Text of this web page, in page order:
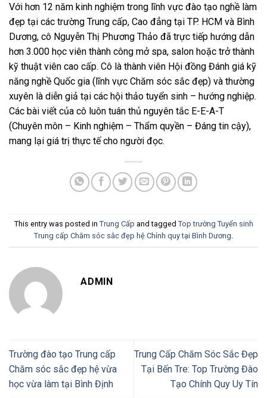
Với hơn 12 năm kinh nghiệm trong lĩnh vực đào tạo nghề làm
đẹp tại các trường Trung cấp, Cao đẳng tại TP. HCM và Bình
Dương, cô Nguyễn Thị Phương Thảo đã trực tiếp hướng dẫn
hơn 3.000 học viên thành công mở spa, salon hoặc trở thành
kỹ thuật viên cao cấp. Cô là thành viên Hội đồng Đánh giá kỹ
năng nghề Quốc gia (lĩnh vực Chăm sóc sắc đẹp) và thường
xuyên là diễn giả tại các hội thảo tuyển sinh – hướng nghiệp.
Các bài viết của cô luôn tuân thủ nguyên tắc E-E-A-T
(Chuyên môn – Kinh nghiệm – Thẩm quyền – Đáng tin cậy),
mang lại giá trị thực tế cho người đọc.
This entry was posted in Trung Cấp and tagged Top trường Tuyển sinh
Trung cấp Chăm sóc sắc đẹp hệ Chính quy tại Bình Dương.
ADMIN
Trường đào tạo Trung cấp
Chăm sóc sắc đẹp hệ vừa
học vừa làm tại Bình Định
Trung Cấp Chăm Sóc Sắc Đẹp
Tại Bến Tre: Top Trường Đào
Tạo Chính Quy Uy Tín